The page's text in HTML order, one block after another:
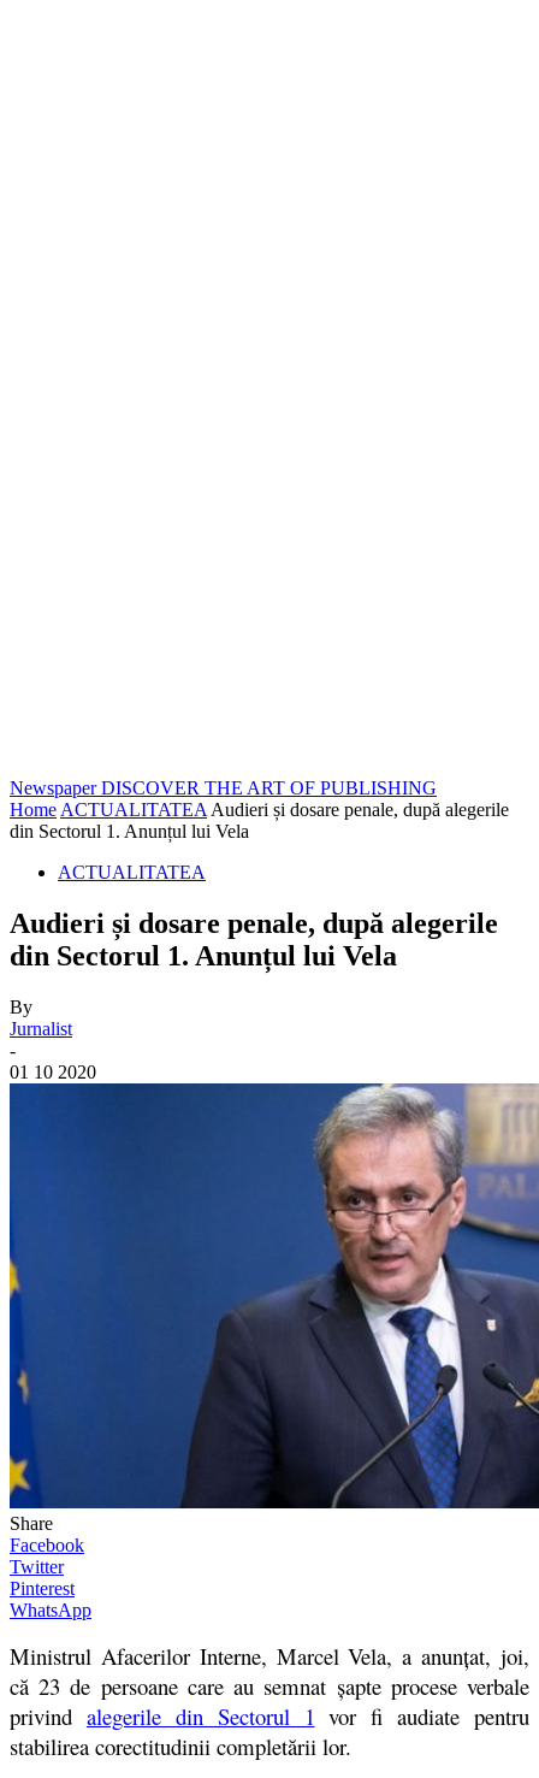
Newspaper DISCOVER THE ART OF PUBLISHING
Home ACTUALITATEA Audieri și dosare penale, după alegerile
din Sectorul 1. Anunțul lui Vela
ACTUALITATEA
Audieri și dosare penale, după alegerile
din Sectorul 1. Anunțul lui Vela
By
Jurnalist
-
01 10 2020
Share
Facebook
Twitter
Pinterest
WhatsApp
Ministrul Afacerilor Interne, Marcel Vela, a anunţat, joi,
că 23 de persoane care au semnat şapte procese verbale
privind alegerile din Sectorul 1 vor fi audiate pentru
stabilirea corectitudinii completării lor.